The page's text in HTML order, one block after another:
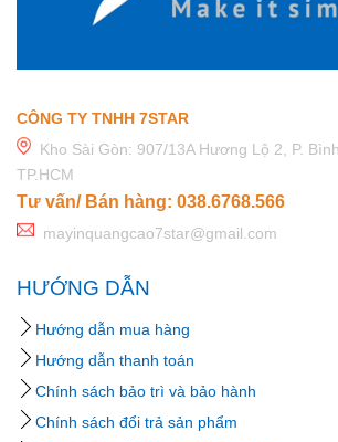
CÔNG TY TNHH 7STAR
Kho Sài Gòn: 907/13A Hương Lộ 2, P.
TP.HCM
Tư vấn/ Bán hàng: 038.6768.566
mayinquangcao7star@gmail.com
HƯỚNG DẪN
Hướng dẫn mua hàng
Hướng dẫn thanh toán
Chính sách bảo trì và bảo hành
Chính sách đổi trả sản phẩm